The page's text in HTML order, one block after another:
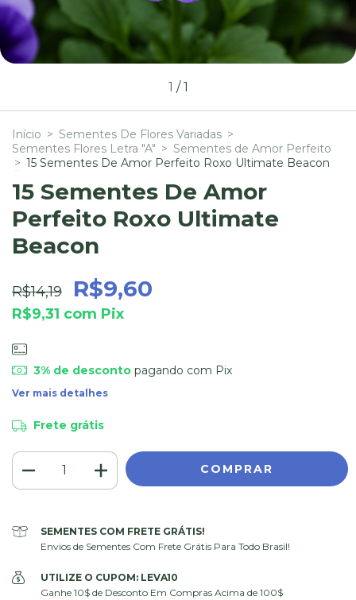
1 /1
Início > Sementes De Flores Variadas >
Sementes Flores Letra "A" > Sementes de Amor Perfeito
> 15 Sementes De Amor Perfeito Roxo Ultimate Beacon
15 Sementes De Amor
Perfeito Roxo Ultimate
Beacon
R$14,19 R$9,60
R$9,31 com Pix
3% de descontopagando com Pix
Ver mais detalhes
Frete grátis
SEMENTES COM FRETE GRÁTIS!
Envios de Sementes Com Frete Grátis Para Todo Brasil!
UTILIZE O CUPOM: LEVA10
Ganhe 10$ de Desconto Em Compras Acima de 100$